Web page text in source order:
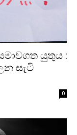
යුතුය :
සැටි
0